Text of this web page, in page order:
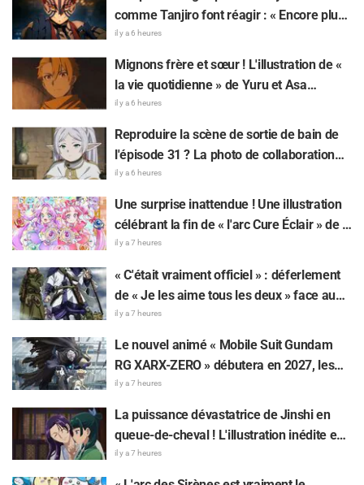
connaisseur »
comme Tanjiro font réagir : « Encore plus
spectaculaire que sur l'écran ! » — Une
affiche géante de l'arc Château Infini de «
Demon Slayer: Kimetsu No Yaiba »
apparaît à Ikebukuro et fait grand bruit
il y a 6 heures
Mignons frère et sœur ! L'illustration de «
la vie quotidienne » de Yuru et Asa
mangeant de la glace pilée dans «
Daemons of the Shadow Realm » fait
réagir : « Trop précieux, je meurs », « On
dirait totalement un couple »
il y a 6 heures
Reproduire la scène de sortie de bain de
l'épisode 31 ? La photo de collaboration
entre « Frieren » et « Garigari-kun » fait
parler d'elle : « On dirait que ses cheveux
sont enroulés dans une serviette de bain »
il y a 6 heures
Une surprise inattendue ! Une illustration
célébrant la fin de « l'arc Cure Éclair » de «
Star Detective Precure! » fait réagir : « Ça
serre le cœur », « On ressent tout l'amour
de l'équipe de production »
il y a 7 heures
« C'était vraiment officiel » : déferlement
de « Je les aime tous les deux » face au
dilemme ultime entre « Tanigaki le Matagi
» et « Genjiro-chan » de Golden Kamuy
il y a 7 heures
Le nouvel animé « Mobile Suit Gundam
RG XARX-ZERO » débutera en 2027, les
fans s'enflamment : « Une cape et un bras
comme une bête !? », « Le mecha du
protagoniste est super classe »
il y a 7 heures
La puissance dévastatrice de Jinshi en
queue-de-cheval ! L'illustration inédite en
yukata pour l'événement d'été de « Les
Carnets de l'Apothicaire » fait réagir : «
il y a 7 heures